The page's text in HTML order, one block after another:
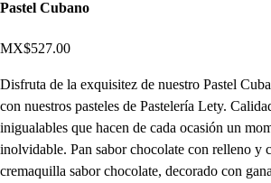
Pastel Cubano
MX$527.00
Disfruta de la exquisitez de nuestro Pastel
con nuestros pasteles de Pastelería Lety.
inigualables que hacen de cada ocasión un
inolvidable. Pan sabor chocolate con relleno y
cremaquilla sabor chocolate, decorado con